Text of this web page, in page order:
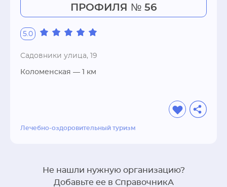
ПРОФИЛЯ № 56
5.0
Садовники улица, 19
Коломенская — 1 км
Лечебно-оздоровительный туризм
Не нашли нужную организацию?
Добавьте ее в СправочникА